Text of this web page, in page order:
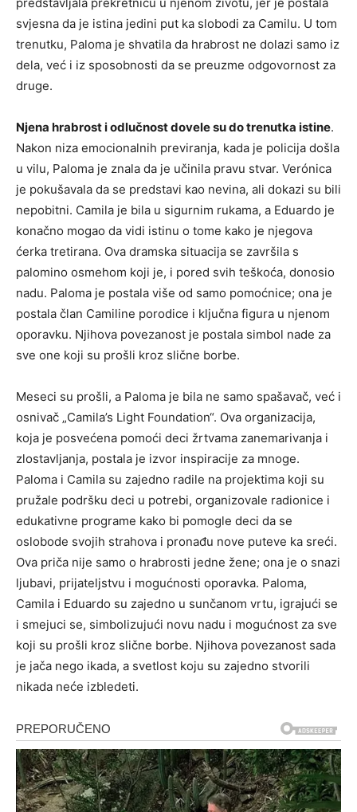
predstavljala prekretnicu u njenom životu, jer je postala
svjesna da je istina jedini put ka slobodi za Camilu. U tom
trenutku, Paloma je shvatila da hrabrost ne dolazi samo iz
dela, već i iz sposobnosti da se preuzme odgovornost za
druge.
Njena hrabrost i odlučnost dovele su do trenutka istine.
Nakon niza emocionalnih previranja, kada je policija došla
u vilu, Paloma je znala da je učinila pravu stvar. Verónica
je pokušavala da se predstavi kao nevina, ali dokazi su bili
nepobitni. Camila je bila u sigurnim rukama, a Eduardo je
konačno mogao da vidi istinu o tome kako je njegova
ćerka tretirana. Ova dramska situacija se završila s
palomino osmehom koji je, i pored svih teškoća, donosio
nadu. Paloma je postala više od samo pomoćnice; ona je
postala član Camiline porodice i ključna figura u njenom
oporavku. Njihova povezanost je postala simbol nade za
sve one koji su prošli kroz slične borbe.
Meseci su prošli, a Paloma je bila ne samo spašavač, već i
osnivač „Camila’s Light Foundation“. Ova organizacija,
koja je posvećena pomoći deci žrtvama zanemarivanja i
zlostavljanja, postala je izvor inspiracije za mnoge.
Paloma i Camila su zajedno radile na projektima koji su
pružale podršku deci u potrebi, organizovale radionice i
edukativne programe kako bi pomogle deci da se
oslobode svojih strahova i pronađu nove puteve ka sreći.
Ova priča nije samo o hrabrosti jedne žene; ona je o snazi
ljubavi, prijateljstvu i mogućnosti oporavka. Paloma,
Camila i Eduardo su zajedno u sunčanom vrtu, igrajući se
i smejuci se, simbolizujući novu nadu i mogućnost za sve
koji su prošli kroz slične borbe. Njihova povezanost sada
je jača nego ikada, a svetlost koju su zajedno stvorili
nikada neće izbledeti.